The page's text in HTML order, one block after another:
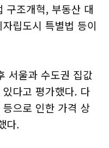
구조개혁, 부동산 대
립도시 특별법 등이
서울과 수도권 집값
다고 평가했다. 다
으로 인한 가격 상
다.